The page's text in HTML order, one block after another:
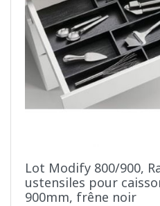
Lot Modify 800/900,
ustensiles pour
900mm, frêne noir